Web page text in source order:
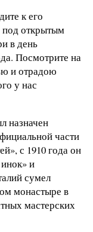
к его
под открытым
в день
Посмотрите на
и отрадою
у нас
назначен
части
с 1910 года он
и
сумел
монастыре в
мастерских